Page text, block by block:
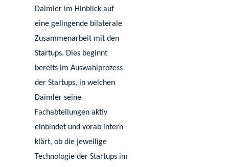
Daimler im Hinblick auf
eine gelingende bilaterale
Zusammenarbeit mit den
Startups. Dies beginnt
bereits im Auswahlprozess
der Startups, in welchen
Daimler seine
Fachabteilungen aktiv
einbindet und vorab intern
klärt, ob die jeweilige
Technologie der Startups im